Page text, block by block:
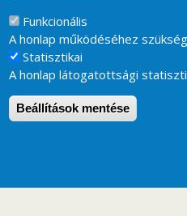
Funkcionális
A honlap működéséhez
Statisztikai
A honlap látogatottsági
Beállítások mentése